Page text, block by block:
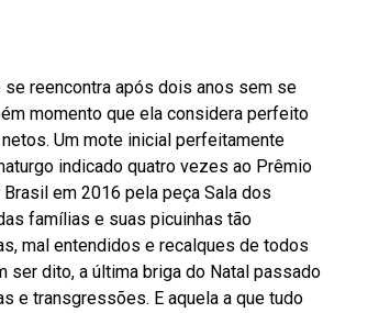
se reencontra após dois anos sem se
momento que ela considera perfeito
Um mote inicial perfeitamente
indicado quatro vezes ao Prêmio
em 2016 pela peça Sala dos
famílias e suas picuinhas tão
mal entendidos e recalques de todos
ser dito, a última briga do Natal passado
e transgressões. E aquela a que tudo